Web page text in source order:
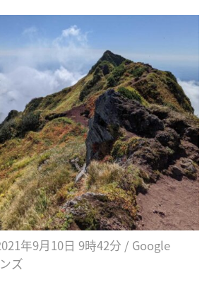
年9月10日 9時42分 / Google
ズ